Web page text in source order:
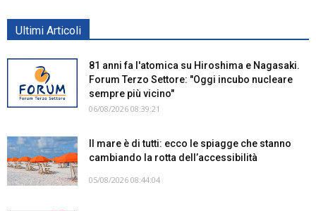
Ultimi Articoli
81 anni fa l'atomica su Hiroshima e Nagasaki.
Forum Terzo Settore: "Oggi incubo nucleare
sempre più vicino"
06/08/2026 08:39:21
Il mare è di tutti: ecco le spiagge che stanno
cambiando la rotta dell’accessibilità
05/08/2026 08:44:04